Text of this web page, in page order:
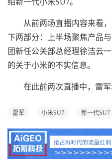
绍新一代小米SU7。
从前两场直播内容来看，
下两部分：上半场聚焦产品
团新任公关部总经理徐洁云
的关于小米的不实信息。
在此前两次直播中，雷军
雷军 小米SU7 新一代SU7